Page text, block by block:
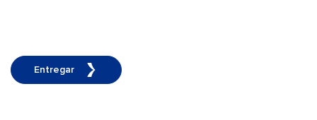
Entregar